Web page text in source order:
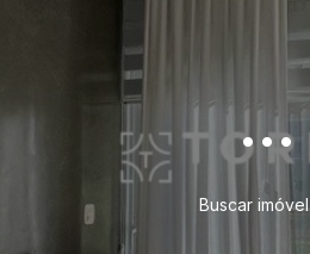
...
Buscar imóvel